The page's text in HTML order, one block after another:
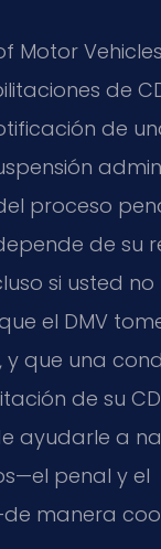
Motor
de
de
proceso
de su
si usted
el DMV
y que una
de su
ayudarle a
penal y el
manera